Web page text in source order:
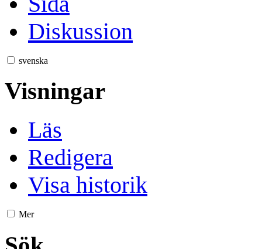
Diskussion
svenska
Visningar
Läs
Redigera
Visa historik
Mer